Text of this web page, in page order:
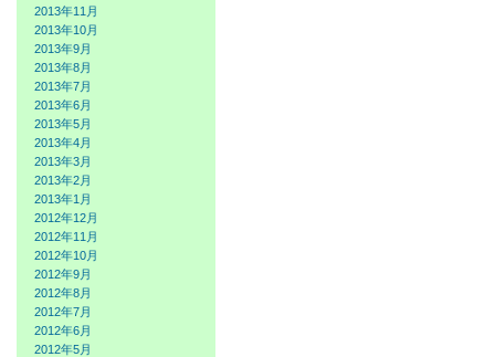
2013年11月
2013年10月
2013年9月
2013年8月
2013年7月
2013年6月
2013年5月
2013年4月
2013年3月
2013年2月
2013年1月
2012年12月
2012年11月
2012年10月
2012年9月
2012年8月
2012年7月
2012年6月
2012年5月